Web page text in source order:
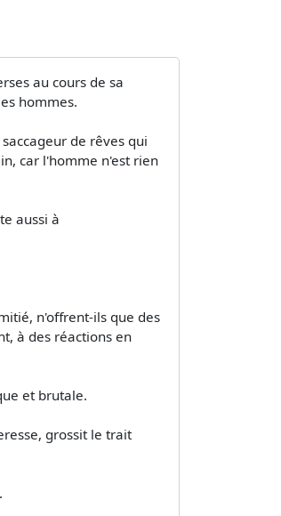
au cours de sa
hommes.
de rêves qui
car l'homme n'est rien
aussi à
n'offrent-ils que des
à des réactions en
et brutale.
grossit le trait